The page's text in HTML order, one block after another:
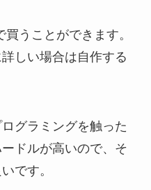
うことができます。
しい場合は自作する
グラミングを触った
ドルが高いので、そ
です。